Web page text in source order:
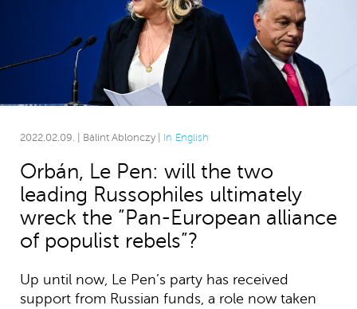
2022.02.09. | Bálint Ablonczy | In English
Orbán, Le Pen: will the two
leading Russophiles ultimately
wreck the ”Pan-European alliance
of populist rebels”?
Up until now, Le Pen’s party has received
support from Russian funds, a role now taken